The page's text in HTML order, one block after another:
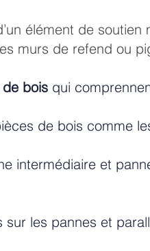
élément de soutien
murs de refend ou
bois qui
de bois comme
intermédiaire et
les pannes et